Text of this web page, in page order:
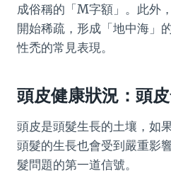
成俗稱的「M字額」。此外
開始稀疏，形成「地中海」
性禿的常見表現。
頭皮健康狀況：頭
頭皮是頭髮生長的土壤，如
頭髮的生長也會受到嚴重影
髮問題的第一道信號。